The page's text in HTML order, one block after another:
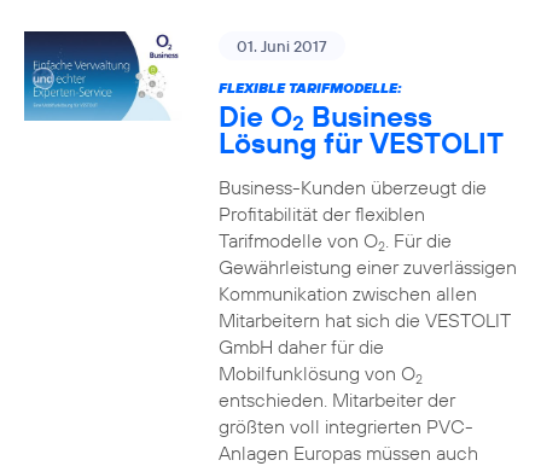
01. Juni 2017
FLEXIBLE TARIFMODELLE:
Die O2 Business
Lösung für VESTOLIT
Business-Kunden überzeugt die
Profitabilität der flexiblen
Tarifmodelle von O2. Für die
Gewährleistung einer zuverlässigen
Kommunikation zwischen allen
Mitarbeitern hat sich die VESTOLIT
GmbH daher für die
Mobilfunklösung von O2
entschieden. Mitarbeiter der
größten voll integrierten PVC-
Anlagen Europas müssen auch